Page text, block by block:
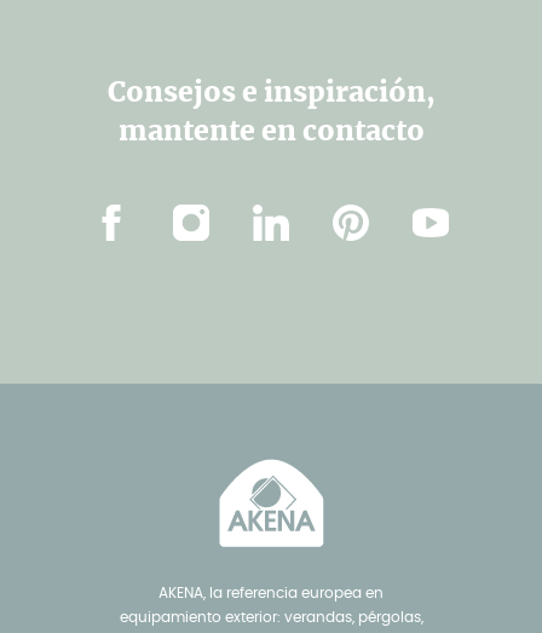
AKENA, la referencia europea en
equipamiento exterior: verandas, pérgolas,
Consejos e inspiración,
mantente en contacto
FacebookInstagramLinkedinPinterestYouTube